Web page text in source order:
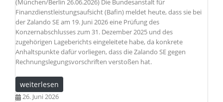
(München/Berlin 26.06.2026) Die Bundesanstalt für
Finanzdienstleistungsaufsicht (Bafin) meldet heute, dass sie bei
der Zalando SE am 19. Juni 2026 eine Prüfung des
Konzernabschlusses zum 31. Dezember 2025 und des
zugehörigen Lageberichts eingeleitete habe, da konkrete
Anhaltspunkte dafür vorliegen, dass die Zalando SE gegen
Rechnungslegungsvorschriften verstoßen hat.
weiterlesen
26. Juni 2026